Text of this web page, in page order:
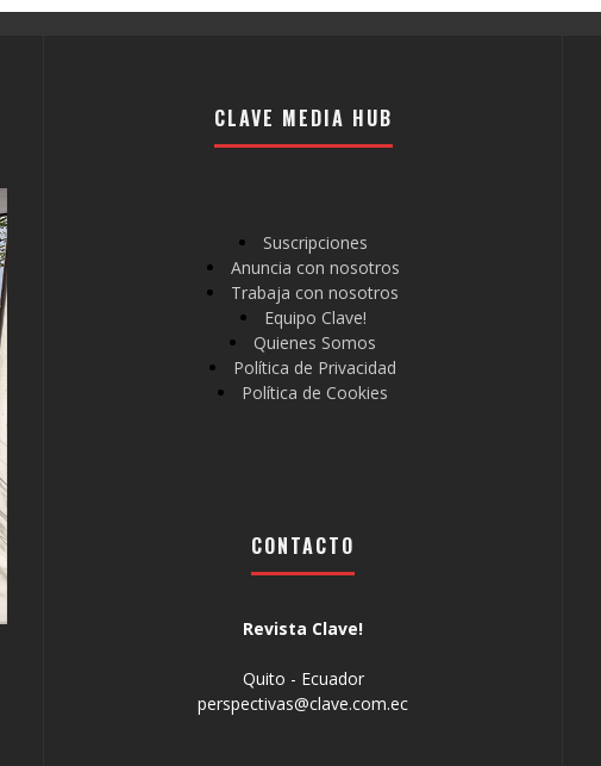
CLAVE MEDIA HUB
Suscripciones
Anuncia con nosotros
Trabaja con nosotros
Equipo Clave!
Quienes Somos
Política de Privacidad
Política de Cookies
CONTACTO
Revista Clave!
Quito - Ecuador
perspectivas@clave.com.ec